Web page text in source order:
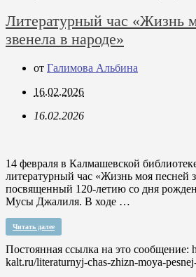
Литературный час «Жизнь
звенела в народе»
от Галимова Альбина
16.02.2026
16.02.2026
14 февраля в Калмашевской
литературный час «Жизнь моя песней
посвященный 120-летию со дня
Мусы Джалиля. В ходе …
Читать далее
Постоянная ссылка на это сообщение:
kalt.ru/literaturnyj-chas-zhizn-moya-